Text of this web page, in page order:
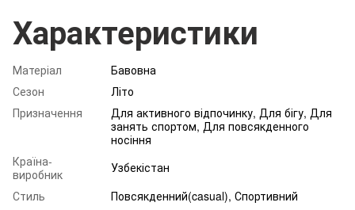
Характеристики
Матеріал
Бавовна
Сезон
Літо
Призначення
Для активного відпочинку, Для бігу, Для
занять спортом, Для повсякденного
носіння
Країна-
виробник
Узбекістан
Стиль
Повсякденний(casual), Спортивний